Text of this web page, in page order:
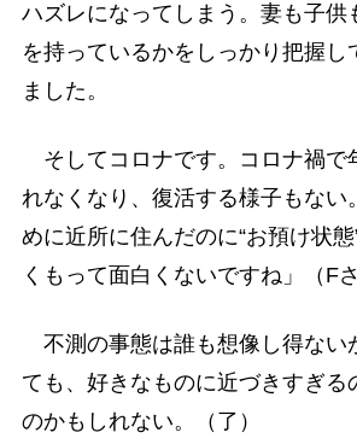
ハズレになってしまう。妻も子供
を持っているかをしっかり把握し
ました。
そしてコロナです。コロナ禍で
れなくなり、復活する様子もない
めに近所に住んだのに“お預け状
くもって面白くないですね」（Fさ
不測の事態は誰も想像し得ない
ても、好きなものに近づきすぎる
のかもしれない。（了）